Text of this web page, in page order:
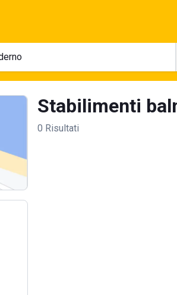
Stabilimenti
0 Risultati